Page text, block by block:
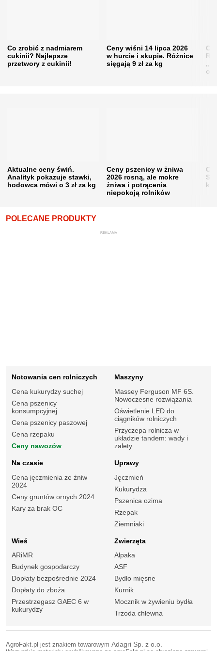
Co zrobić z nadmiarem
cukinii? Najlepsze
przetwory z cukinii!
Ceny wiśni 14 lipca 2026
w hurcie i skupie. Różnice
sięgają 9 zł za kg
Aktualne ceny świń.
Analityk pokazuje stawki,
hodowca mówi o 3 zł za kg
Ceny pszenicy w żniwa
2026 rosną, ale mokre
żniwa i potrącenia
niepokoją rolników
POLECANE PRODUKTY
REKLAMA
Notowania cen rolniczych
Cena kukurydzy suchej
Cena pszenicy
konsumpcyjnej
Cena pszenicy paszowej
Cena rzepaku
Ceny nawozów
Maszyny
Massey Ferguson MF 6S.
Nowoczesne rozwiązania
Oświetlenie LED do
ciągników rolniczych
Przyczepa rolnicza w
układzie tandem: wady i
zalety
Na czasie
Cena jęczmienia ze żniw
2024
Ceny gruntów ornych 2024
Kary za brak OC
Uprawy
Jęczmień
Kukurydza
Pszenica ozima
Rzepak
Ziemniaki
Wieś
ARiMR
Budynek gospodarczy
Dopłaty bezpośrednie 2024
Dopłaty do zboża
Przestrzegasz GAEC 6 w
kukurydzy
Zwierzęta
Alpaka
ASF
Bydło mięsne
Kurnik
Mocznik w żywieniu bydła
Trzoda chlewna
AgroFakt.pl jest znakiem towarowym Adagri Sp. z o.o.